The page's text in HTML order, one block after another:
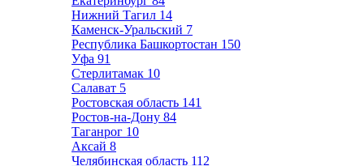
Нижний Тагил 14
Каменск-Уральский 7
Республика Башкортостан 150
Уфа 91
Стерлитамак 10
Салават 5
Ростовская область 141
Ростов-на-Дону 84
Таганрог 10
Аксай 8
Челябинская область 112